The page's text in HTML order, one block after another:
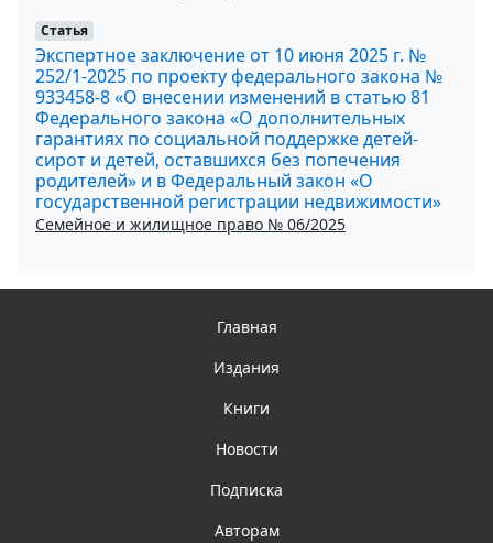
Статья
Экспертное заключение от 10 июня 2025 г. №
252/1-2025 по проекту федерального закона №
933458-8 «О внесении изменений в статью 81
Федерального закона «О дополнительных
гарантиях по социальной поддержке детей-
сирот и детей, оставшихся без попечения
родителей» и в Федеральный закон «О
государственной регистрации недвижимости»
Семейное и жилищное право № 06/2025
Главная
Издания
Книги
Новости
Подписка
Авторам